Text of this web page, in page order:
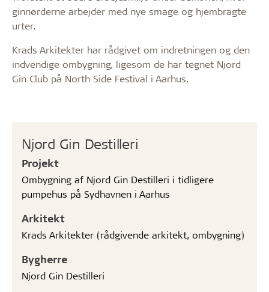
Njord Gin Destilleri
Projekt
Ombygning af Njord Gin Destilleri i tidligere
pumpehus på Sydhavnen i Aarhus
Arkitekt
Krads Arkitekter (rådgivende arkitekt, ombygning)
Bygherre
Njord Gin Destilleri
ginnørderne arbejder med nye smage og hjembragte
urter.
Krads Arkitekter har rådgivet om indretningen og den
indvendige ombygning, ligesom de har tegnet Njord
Gin Club på North Side Festival i Aarhus.